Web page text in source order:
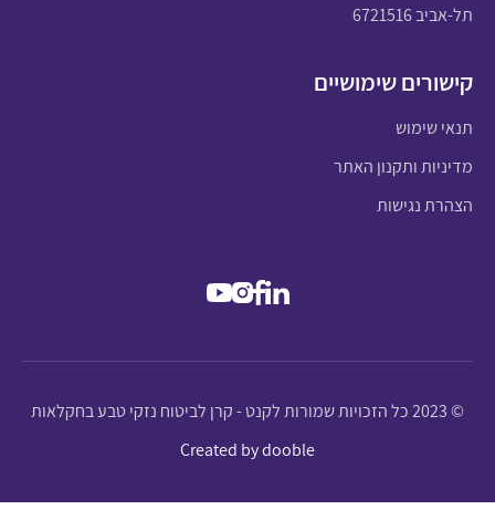
תל-אביב 6721516
קישורים שימושיים
תנאי שימוש
מדיניות ותקנון האתר
הצהרת נגישות
© 2023 כל הזכויות שמורות לקנט - קרן לביטוח נזקי טבע בחקלאות
Created by dooble